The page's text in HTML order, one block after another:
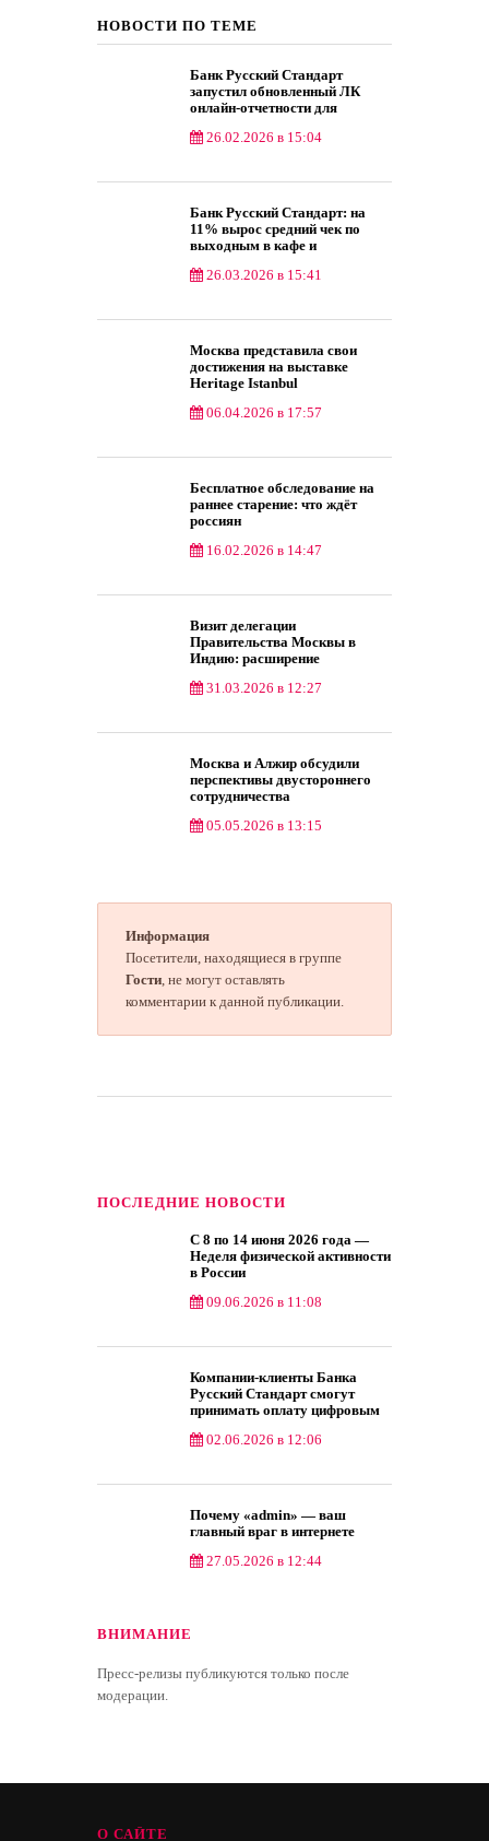
НОВОСТИ ПО ТЕМЕ
Банк Русский Стандарт
запустил обновленный ЛК
онлайн-отчетности для
26.02.2026 в 15:04
Банк Русский Стандарт: на
11% вырос средний чек по
выходным в кафе и
26.03.2026 в 15:41
Москва представила свои
достижения на выставке
Heritage Istanbul
06.04.2026 в 17:57
Бесплатное обследование на
раннее старение: что ждёт
россиян
16.02.2026 в 14:47
Визит делегации
Правительства Москвы в
Индию: расширение
сфере умных городов и
31.03.2026 в 12:27
Москва и Алжир обсудили
перспективы двустороннего
сотрудничества
05.05.2026 в 13:15
Информация
Посетители, находящиеся в группе
Гости, не могут оставлять
комментарии к данной публикации.
ПОСЛЕДНИЕ НОВОСТИ
С 8 по 14 июня 2026 года —
Неделя физической активности
в России
09.06.2026 в 11:08
Компании-клиенты Банка
Русский Стандарт смогут
принимать оплату цифровым
02.06.2026 в 12:06
Почему «admin» — ваш
главный враг в интернете
27.05.2026 в 12:44
ВНИМАНИЕ
Пресс-релизы публикуются только после
модерации.
О САЙТЕ